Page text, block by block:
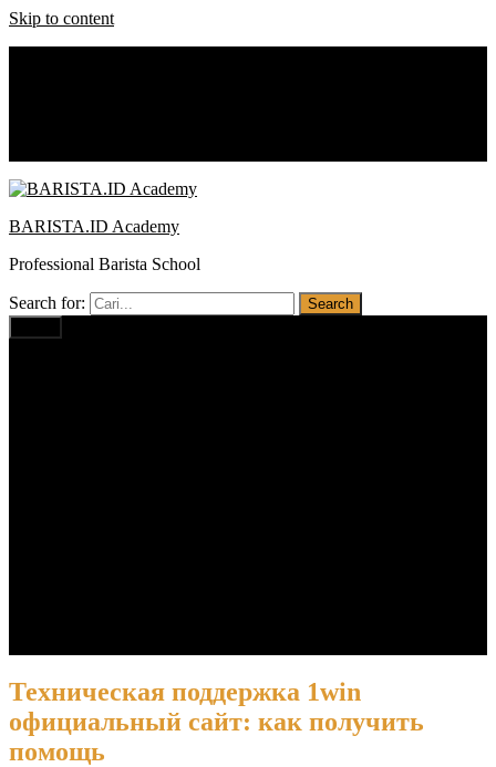
Skip to content
BARISTA.ID Academy
Professional Barista School
Search for:
Техническая поддержка 1win
официальный сайт: как получить
помощь